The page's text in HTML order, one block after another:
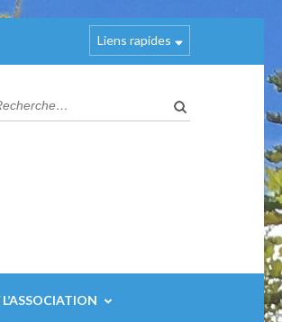
Liens rapides
: